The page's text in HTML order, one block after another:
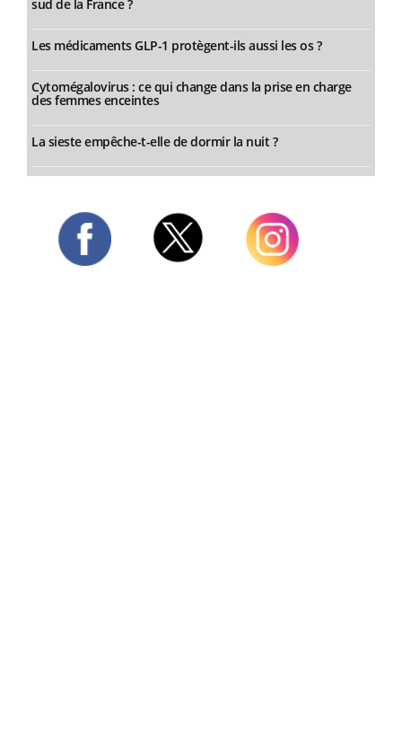
sud de la France ?
Les médicaments GLP-1 protègent-ils aussi les os ?
Cytomégalovirus : ce qui change dans la prise en charge
des femmes enceintes
La sieste empêche-t-elle de dormir la nuit ?